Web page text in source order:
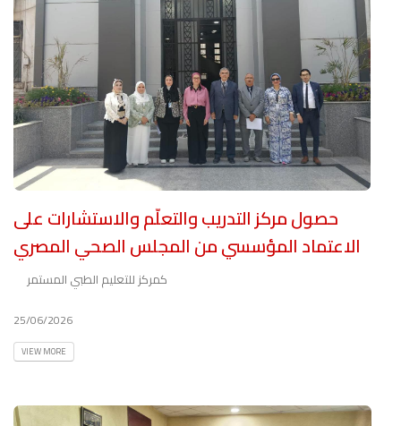
حصول مركز التدريب والتعلّم والاستشارات على
الاعتماد المؤسسي من المجلس الصحي المصري
كمركز للتعليم الطبي المستمر
25/06/2026
VIEW MORE